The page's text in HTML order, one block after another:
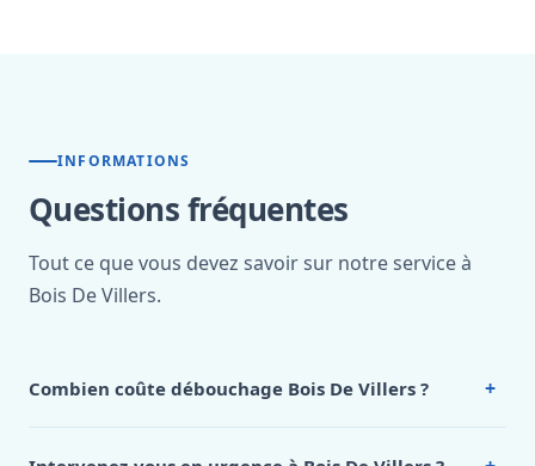
INFORMATIONS
Questions fréquentes
Tout ce que vous devez savoir sur notre service à
Bois De Villers.
Combien coûte débouchage Bois De Villers ? +